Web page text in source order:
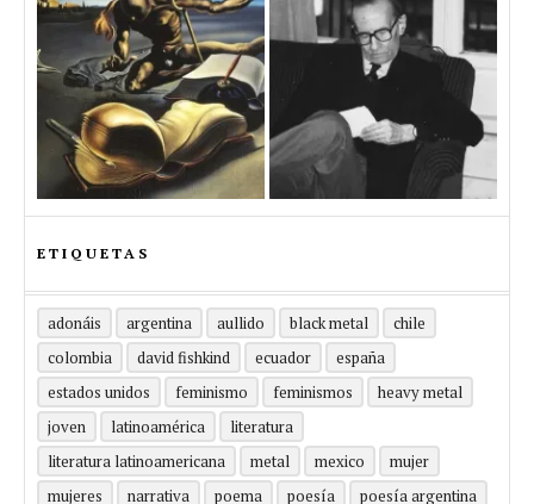
ETIQUETAS
adonáis argentina aullido black metal
chile
colombia
david fishkind ecuador
españa
estados unidos
feminismo feminismos
heavy metal
joven
latinoamérica
literatura
literatura latinoamericana
metal mexico
mujer
mujeres
narrativa poema poesía
poesía argentina